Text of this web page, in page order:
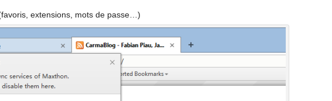
extensions, mots de passe…)